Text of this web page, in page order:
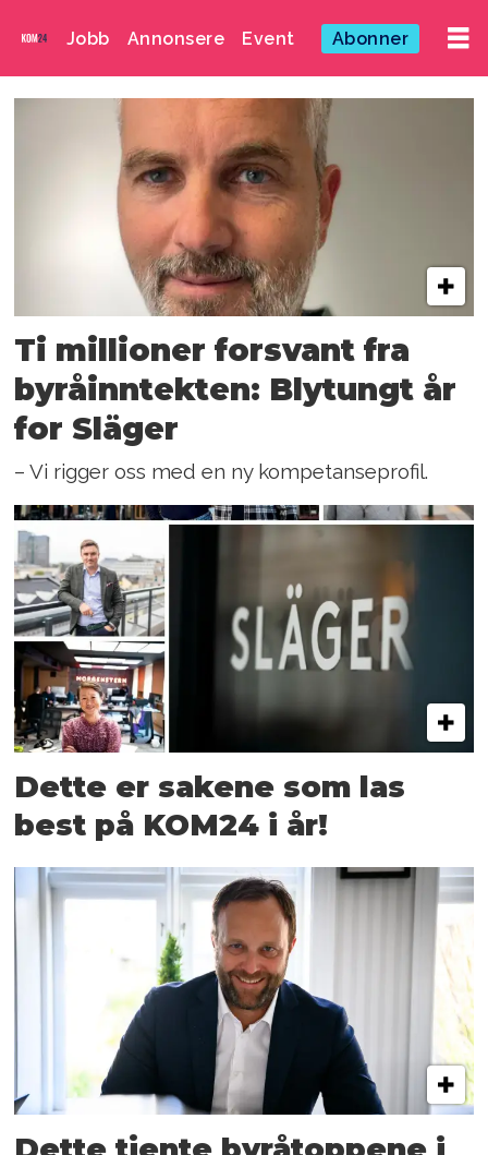
Jobb Annonsere Event Abonner
Emne:
släger
Ti millioner forsvant fra
byråinntekten: Blytungt år
for Släger
– Vi rigger oss med en ny kompetanseprofil.
Dette er sakene som las
best på KOM24 i år!